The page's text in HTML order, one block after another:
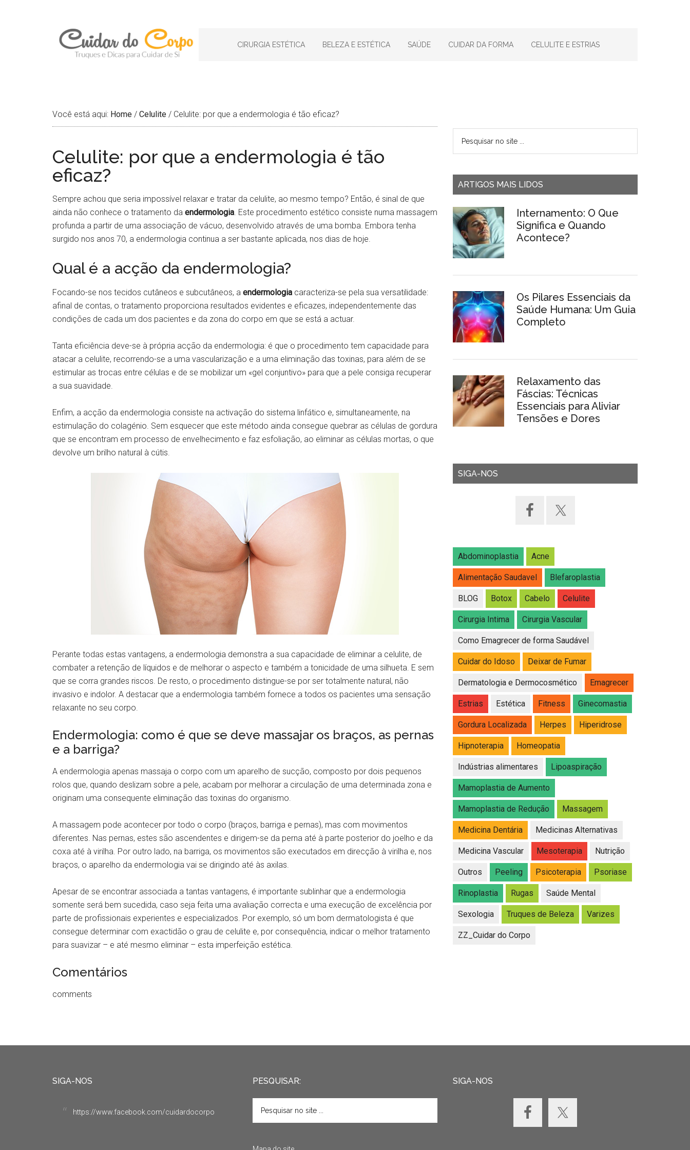
CIRURGIA ESTÉTICA BELEZA E ESTÉTICA SAÚDE CUIDAR DA FORMA CELULITE E ESTRIAS
Você está aqui: Home / Celulite / Celulite: por que a endermologia é tão eficaz?
Celulite: por que a endermologia é tão
eficaz?
Sempre achou que seria impossível relaxar e tratar da celulite, ao mesmo tempo? Então, é sinal de que
ainda não conhece o tratamento da endermologia. Este procedimento estético consiste numa massagem
profunda a partir de uma associação de vácuo, desenvolvido através de uma bomba. Embora tenha
surgido nos anos 70, a endermologia continua a ser bastante aplicada, nos dias de hoje.
Qual é a acção da endermologia?
Focando-se nos tecidos cutâneos e subcutâneos, a endermologia caracteriza-se pela sua versatilidade:
afinal de contas, o tratamento proporciona resultados evidentes e eficazes, independentemente das
condições de cada um dos pacientes e da zona do corpo em que se está a actuar.
Tanta eficiência deve-se à própria acção da endermologia: é que o procedimento tem capacidade para
atacar a celulite, recorrendo-se a uma vascularização e a uma eliminação das toxinas, para além de se
estimular as trocas entre células e de se mobilizar um «gel conjuntivo» para que a pele consiga recuperar
a sua suavidade.
Enfim, a acção da endermologia consiste na activação do sistema linfático e, simultaneamente, na
estimulação do colagénio. Sem esquecer que este método ainda consegue quebrar as células de gordura
que se encontram em processo de envelhecimento e faz esfoliação, ao eliminar as células mortas, o que
devolve um brilho natural à cútis.
Perante todas estas vantagens, a endermologia demonstra a sua capacidade de eliminar a celulite, de
combater a retenção de líquidos e de melhorar o aspecto e também a tonicidade de uma silhueta. E sem
que se corra grandes riscos. De resto, o procedimento distingue-se por ser totalmente natural, não
invasivo e indolor. A destacar que a endermologia também fornece a todos os pacientes uma sensação
relaxante no seu corpo.
Endermologia: como é que se deve massajar os braços, as pernas
e a barriga?
A endermologia apenas massaja o corpo com um aparelho de sucção, composto por dois pequenos
rolos que, quando deslizam sobre a pele, acabam por melhorar a circulação de uma determinada zona e
originam uma consequente eliminação das toxinas do organismo.
A massagem pode acontecer por todo o corpo (braços, barriga e pernas), mas com movimentos
diferentes. Nas pernas, estes são ascendentes e dirigem-se da perna até à parte posterior do joelho e da
coxa até à virilha. Por outro lado, na barriga, os movimentos são executados em direcção à virilha e, nos
braços, o aparelho da endermologia vai se dirigindo até às axilas.
Apesar de se encontrar associada a tantas vantagens, é importante sublinhar que a endermologia
somente será bem sucedida, caso seja feita uma avaliação correcta e uma execução de excelência por
parte de profissionais experientes e especializados. Por exemplo, só um bom dermatologista é que
consegue determinar com exactidão o grau de celulite e, por consequência, indicar o melhor tratamento
para suavizar – e até mesmo eliminar – esta imperfeição estética.
Comentários
comments
ARTIGOS MAIS LIDOS
Internamento: O Que
Significa e Quando
Acontece?
Os Pilares Essenciais da
Saúde Humana: Um Guia
Completo
Relaxamento das
Fáscias: Técnicas
Essenciais para Aliviar
Tensões e Dores
SIGA-NOS
Abdominoplastia Acne
Alimentação Saudavel Blefaroplastia
BLOG Botox Cabelo Celulite
Cirurgia Intima Cirurgia Vascular
Como Emagrecer de forma Saudável
Cuidar do Idoso Deixar de Fumar
Dermatologia e Dermocosmético Emagrecer
Estrias Estética Fitness Ginecomastia
Gordura Localizada Herpes Hiperidrose
Hipnoterapia Homeopatia
Indústrias alimentares Lipoaspiração
Mamoplastia de Aumento
Mamoplastia de Redução Massagem
Medicina Dentária Medicinas Alternativas
Medicina Vascular Mesoterapia Nutrição
Outros Peeling Psicoterapia Psoriase
Rinoplastia Rugas Saúde Mental
Sexologia Truques de Beleza Varizes
ZZ_Cuidar do Corpo
SIGA-NOS
https://www.facebook.com/cuidardocorpo
PESQUISAR: SIGA-NOS